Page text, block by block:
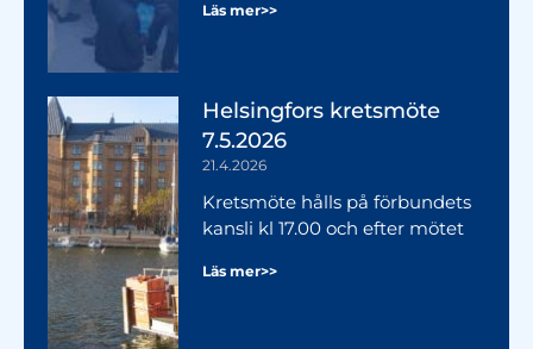
Läs mer>>
Helsingfors kretsmöte
7.5.2026
21.4.2026
Kretsmöte hålls på förbundets
kansli kl 17.00 och efter mötet
Läs mer>>